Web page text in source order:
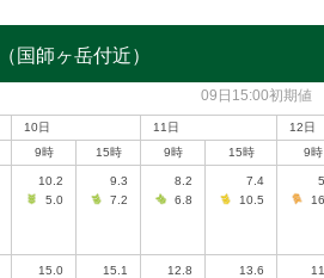
（国師ヶ岳付近）
09日15:00初期値
10日 11日
12日
9時 15時 9時 15時 9時
10.2
5.0
9.3
7.2
8.2
6.8
7.4
10.5
15.0
15.1
12.8
13.6